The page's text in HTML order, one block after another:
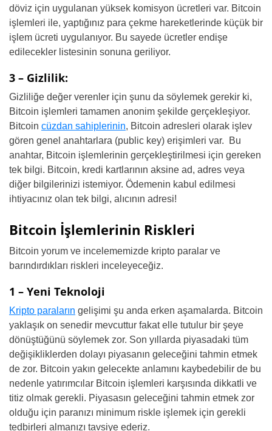
döviz için uygulanan yüksek komisyon ücretleri var. Bitcoin
işlemleri ile, yaptığınız para çekme hareketlerinde küçük bir
işlem ücreti uygulanıyor. Bu sayede ücretler endişe
edilecekler listesinin sonuna geriliyor.
3 – Gizlilik:
Gizliliğe değer verenler için şunu da söylemek gerekir ki,
Bitcoin işlemleri tamamen anonim şekilde gerçekleşiyor.
Bitcoin cüzdan sahiplerinin, Bitcoin adresleri olarak işlev
gören genel anahtarlara (public key) erişimleri var. Bu
anahtar, Bitcoin işlemlerinin gerçekleştirilmesi için gereken
tek bilgi. Bitcoin, kredi kartlarının aksine ad, adres veya
diğer bilgilerinizi istemiyor. Ödemenin kabul edilmesi
ihtiyacınız olan tek bilgi, alıcının adresi!
Bitcoin İşlemlerinin Riskleri
Bitcoin yorum ve incelememizde kripto paralar ve
barındırdıkları riskleri inceleyeceğiz.
1 – Yeni Teknoloji
Kripto paraların gelişimi şu anda erken aşamalarda. Bitcoin
yaklaşık on senedir mevcuttur fakat elle tutulur bir şeye
dönüştüğünü söylemek zor. Son yıllarda piyasadaki tüm
değişikliklerden dolayı piyasanın geleceğini tahmin etmek
de zor. Bitcoin yakın gelecekte anlamını kaybedebilir de bu
nedenle yatırımcılar Bitcoin işlemleri karşısında dikkatli ve
titiz olmak gerekli. Piyasasın geleceğini tahmin etmek zor
olduğu için paranızı minimum riskle işlemek için gerekli
tedbirleri almanızı tavsiye ederiz.